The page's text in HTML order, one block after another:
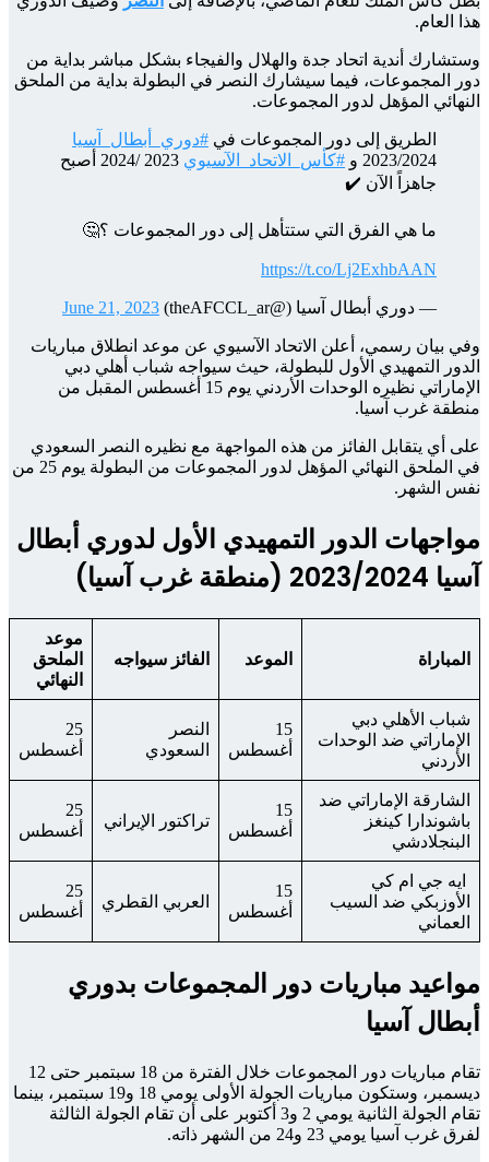
هذا العام.
وستشارك أندية اتحاد جدة والهلال والفيجاء بشكل مباشر بداية من
دور المجموعات، فيما سيشارك النصر في البطولة بداية من الملحق
النهائي المؤهل لدور المجموعات.
الطريق إلى دور المجموعات في #دوري_أبطال_آسيا
2023/2024 و
#كأس_الاتحاد_الآسيوي
2023 /2024 أصبح
جاهزاً الآن ✔️
ما هي الفرق التي ستتأهل إلى دور المجموعات ؟🤔
https://t.co/Lj2ExhbAAN
— دوري أبطال آسيا (@theAFCCL_ar) June 21, 2023
وفي بيان رسمي، أعلن الاتحاد الآسيوي عن موعد انطلاق مباريات
الدور التمهيدي الأول للبطولة، حيث سيواجه شباب أهلي دبي
الإماراتي نظيره الوحدات الأردني يوم 15 أغسطس المقبل من
منطقة غرب آسيا.
على أي يتقابل الفائز من هذه المواجهة مع نظيره النصر السعودي
في الملحق النهائي المؤهل لدور المجموعات من البطولة يوم 25 من
نفس الشهر.
مواجهات الدور التمهيدي الأول لدوري أبطال
آسيا 2023/2024 (منطقة غرب آسيا)
المباراة الموعد الفائز سيواجه
موعد
الملحق
النهائي
شباب الأهلي دبي
الإماراتي ضد الوحدات
الأردني
15
أغسطس
النصر
السعودي
25
أغسطس
الشارقة الإماراتي ضد
باشوندارا كينغز
البنجلادشي
15
أغسطس
تراكتور الإيراني
25
أغسطس
ايه جي ام كي
الأوزبكي ضد السيب
العماني
15
أغسطس
العربي القطري
25
أغسطس
مواعيد مباريات دور المجموعات بدوري
أبطال آسيا
تقام مباريات دور المجموعات خلال الفترة من 18 سبتمبر حتى 12
ديسمبر، وستكون مباريات الجولة الأولى يومي 18 و19 سبتمبر، بينما
تقام الجولة الثانية يومي 2 و3 أكتوبر على أن تقام الجولة الثالثة
لفرق غرب آسيا يومي 23 و24 من الشهر ذاته.